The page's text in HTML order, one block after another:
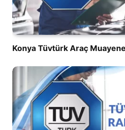
Konya Tüvtürk Araç